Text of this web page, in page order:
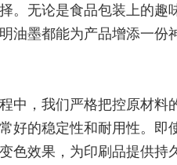
。无论是食品包装上的趣
油墨都能为产品增添一份
中，我们严格把控原材料
好的稳定性和耐用性。即
色效果，为印刷品提供持